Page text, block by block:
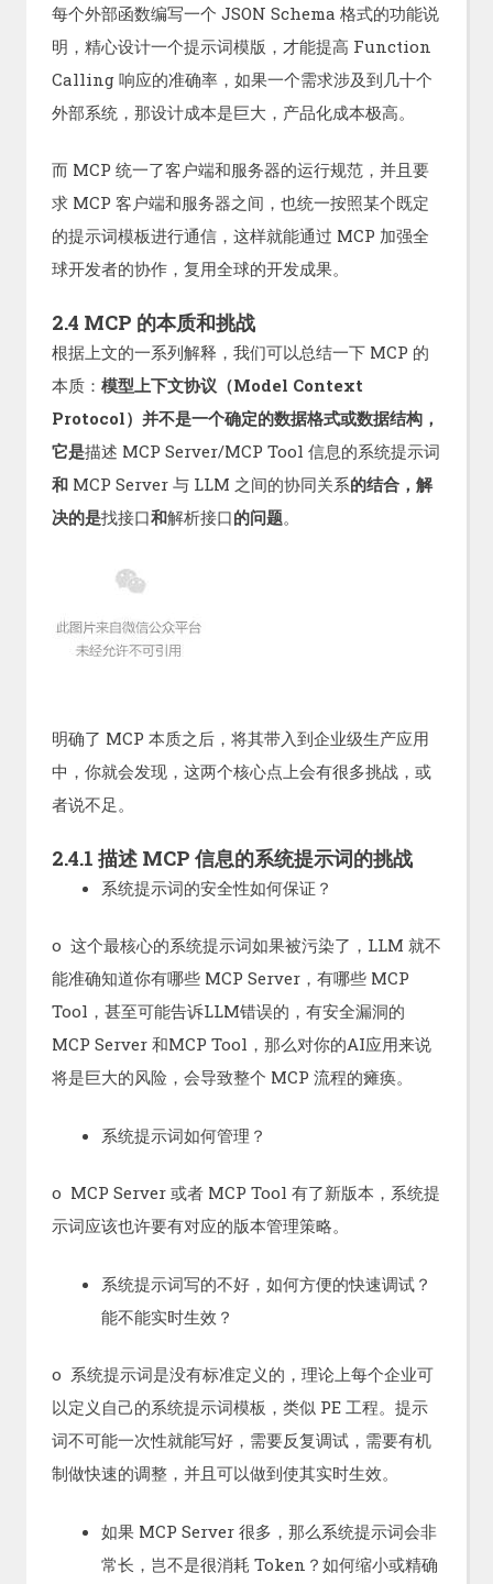
每个外部函数编写一个 JSON Schema 格式的功能说
明，精心设计一个提示词模版，才能提高 Function
Calling 响应的准确率，如果一个需求涉及到几十个
外部系统，那设计成本是巨大，产品化成本极高。
而 MCP 统一了客户端和服务器的运行规范，并且要
求 MCP 客户端和服务器之间，也统一按照某个既定
的提示词模板进行通信，这样就能通过 MCP 加强全
球开发者的协作，复用全球的开发成果。
2.4 MCP 的本质和挑战
根据上文的一系列解释，我们可以总结一下 MCP 的
本质： 模型上下文协议（Model Context
Protocol）并不是一个确定的数据格式或数据结构，
它是描述 MCP Server/MCP Tool 信息的系统提示词
和 MCP Server 与 LLM 之间的协同关系的结合， 解
决的是找接口和解析接口的问题。
明确了 MCP 本质之后，将其带入到企业级生产应用
中，你就会发现，这两个核心点上会有很多挑战，或
者说不足。
2.4.1 描述 MCP 信息的系统提示词的挑战
系统提示词的安全性如何保证？
o 这个最核心的系统提示词如果被污染了，LLM 就不
能准确知道你有哪些 MCP Server，有哪些 MCP
Tool，甚至可能告诉LLM错误的，有安全漏洞的
MCP Server 和MCP Tool，那么对你的AI应用来说
将是巨大的风险，会导致整个 MCP 流程的瘫痪。
系统提示词如何管理？
o MCP Server 或者 MCP Tool 有了新版本，系统提
示词应该也许要有对应的版本管理策略。
系统提示词写的不好，如何方便的快速调试？
能不能实时生效？
o 系统提示词是没有标准定义的，理论上每个企业可
以定义自己的系统提示词模板，类似 PE 工程。提示
词不可能一次性就能写好，需要反复调试，需要有机
制做快速的调整，并且可以做到使其实时生效。
如果 MCP Server 很多，那么系统提示词会非
常长，岂不是很消耗 Token？如何缩小或精确